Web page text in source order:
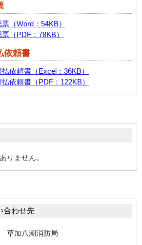
票 （Word：54KB）
票 （PDF：78KB）
依頼書
払依頼書 （Excel：36KB）
払依頼書 （PDF：122KB）
りません。
合わせ先
草加八潮消防局